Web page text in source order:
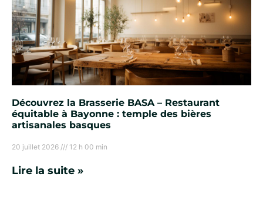
Découvrez la Brasserie BASA – Restaurant
équitable à Bayonne : temple des bières
artisanales basques
20 juillet 2026 12 h 00 min
Lire la suite »